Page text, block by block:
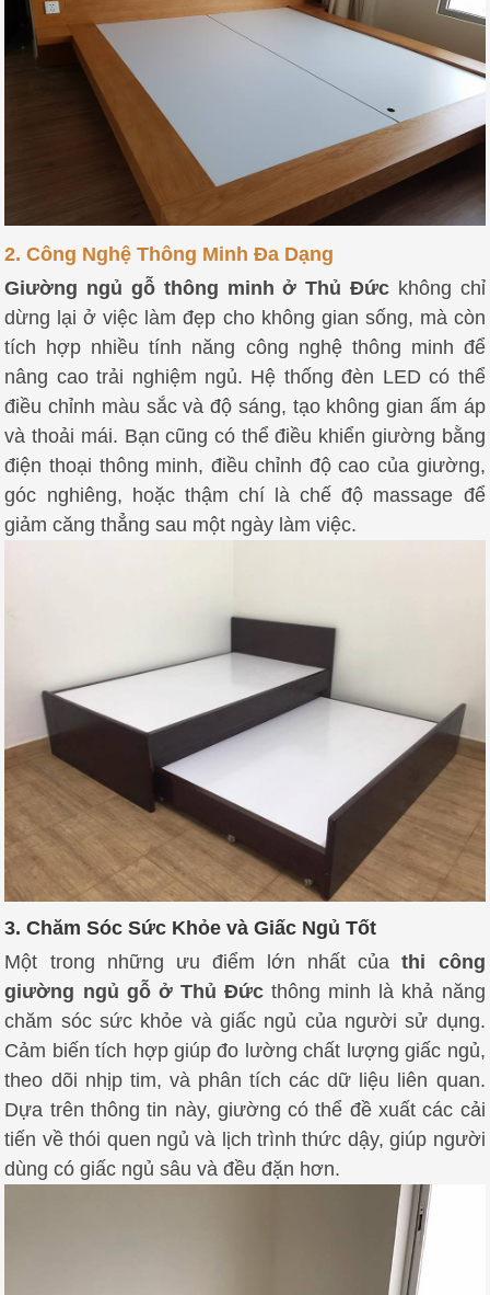
2. Công Nghệ Thông Minh Đa Dạng
Giường ngủ gỗ thông minh ở Thủ Đứckhông chỉ
dừng lại ở việc làm đẹp cho không gian sống, mà còn
tích hợp nhiều tính năng công nghệ thông minh để
nâng cao trải nghiệm ngủ. Hệ thống đèn LED có thể
điều chỉnh màu sắc và độ sáng, tạo không gian ấm áp
và thoải mái. Bạn cũng có thể điều khiển giường bằng
điện thoại thông minh, điều chỉnh độ cao của giường,
góc nghiêng, hoặc thậm chí là chế độ massage để
giảm căng thẳng sau một ngày làm việc.
3. Chăm Sóc Sức Khỏe và Giấc Ngủ Tốt
Một trong những ưu điểm lớn nhất của thi công
giường ngủ gỗ ở Thủ Đứcthông minh là khả năng
chăm sóc sức khỏe và giấc ngủ của người sử dụng.
Cảm biến tích hợp giúp đo lường chất lượng giấc ngủ,
theo dõi nhịp tim, và phân tích các dữ liệu liên quan.
Dựa trên thông tin này, giường có thể đề xuất các cải
tiến về thói quen ngủ và lịch trình thức dậy, giúp người
dùng có giấc ngủ sâu và đều đặn hơn.